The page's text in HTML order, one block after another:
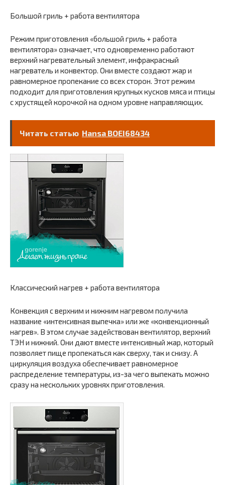
Большой гриль + работа вентилятора
Режим приготовления «большой гриль + работа
вентилятора» означает, что одновременно работают
верхний нагревательный элемент, инфракрасный
нагреватель и конвектор. Они вместе создают жар и
равномерное пропекание со всех сторон. Этот режим
подходит для приготовления крупных кусков мяса и птицы
с хрустящей корочкой на одном уровне направляющих.
Читать статью Hansa BOEI68434
Классический нагрев + работа вентилятора
Конвекция с верхним и нижним нагревом получила
название «интенсивная выпечка» или же «конвекционный
нагрев». В этом случае задействован вентилятор, верхний
ТЭН и нижний. Они дают вместе интенсивный жар, который
позволяет пище пропекаться как сверху, так и снизу. А
циркуляция воздуха обеспечивает равномерное
распределение температуры, из-за чего выпекать можно
сразу на нескольких уровнях приготовления.